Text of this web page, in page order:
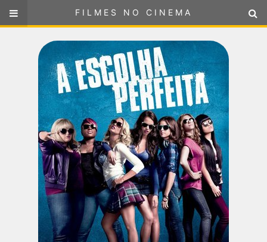
FILMES NO CINEMA
ou selecione sua localização
FILMES NO CINEMA
SELECIONE SUA LOCALIZAÇÃO
FILMES EM CARTAZ
PRÓXIMOS LANÇAMENTOS
GÊNEROS
NOTÍCIAS
PÁGINA INICIAL
FilmesNoCinema.com.br
é o maior localizador de filmes e